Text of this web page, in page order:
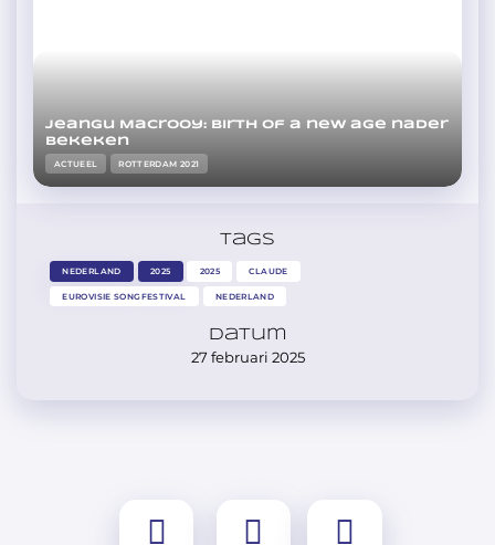
Jeangu Macrooy: Birth of a new age nader
bekeken
ACTUEEL ROTTERDAM 2021
Tags
NEDERLAND 2025 2025 CLAUDE
EUROVISIE SONGFESTIVAL NEDERLAND
Datum
27 februari 2025